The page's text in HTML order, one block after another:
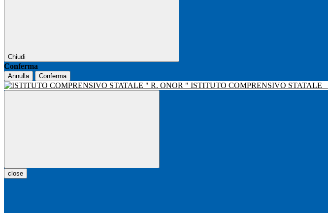
Chiudi
Conferma
Annulla Conferma
ISTITUTO COMPRENSIVO STATALE
close